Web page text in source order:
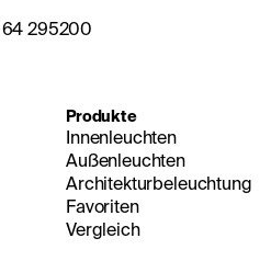
64 295200
Produkte
Innenleuchten
Außenleuchten
Architekturbeleuchtung
Favoriten
Vergleich